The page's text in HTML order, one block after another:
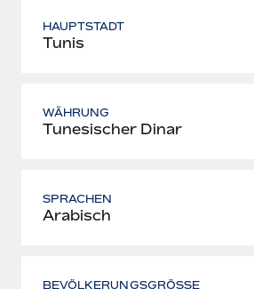
HAUPTSTADT
Tunis
WÄHRUNG
Tunesischer Dinar
SPRACHEN
Arabisch
BEVÖLKERUNGSGRÖSSE